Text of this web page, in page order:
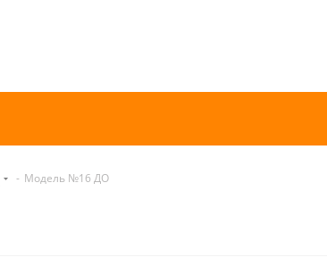
- Модель №16 ДО